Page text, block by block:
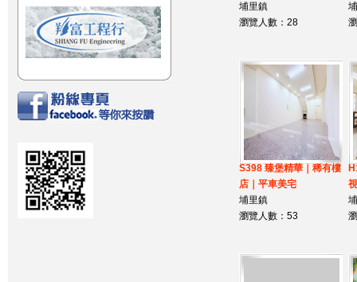
埔里鎮
瀏覽人數：28
S398 臻堡精華｜稀有樓
店｜平車美宅
埔里鎮
瀏覽人數：53